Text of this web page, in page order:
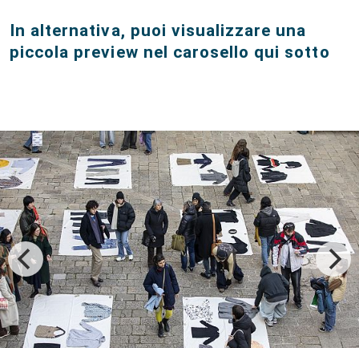
In alternativa, puoi visualizzare una
piccola preview nel carosello qui sotto